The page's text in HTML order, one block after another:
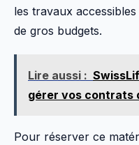
les travaux
de gros budgets.
Lire aussi :
gérer vos contrats
Pour réserver ce